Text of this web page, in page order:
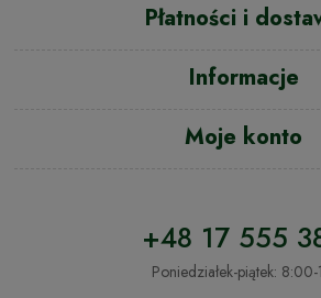
Płatności i
Informacje
Moje konto
+48 17 555
Poniedziałek-piątek: